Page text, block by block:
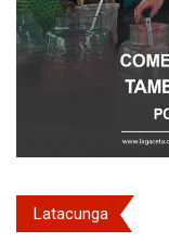
Latacunga